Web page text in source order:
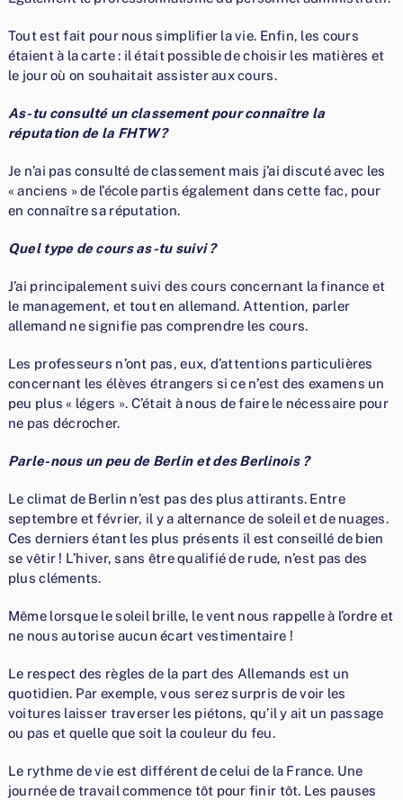
Tout est fait pour nous simplifier la vie. Enfin, les cours
étaient à la carte : il était possible de choisir les matières et
le jour où on souhaitait assister aux cours.
As-tu consulté un classement pour connaître la
réputation de la FHTW?
Je n’ai pas consulté de classement mais j’ai discuté avec les
« anciens » de l’école partis également dans cette fac, pour
en connaître sa réputation.
Quel type de cours as-tu suivi ?
J’ai principalement suivi des cours concernant la finance et
le management, et tout en allemand. Attention, parler
allemand ne signifie pas comprendre les cours.
Les professeurs n’ont pas, eux, d’attentions particulières
concernant les élèves étrangers si ce n’est des examens un
peu plus « légers ». C’était à nous de faire le nécessaire pour
ne pas décrocher.
Parle-nous un peu de Berlin et des Berlinois ?
Le climat de Berlin n’est pas des plus attirants. Entre
septembre et février, il y a alternance de soleil et de nuages.
Ces derniers étant les plus présents il est conseillé de bien
se vêtir ! L’hiver, sans être qualifié de rude, n’est pas des
plus cléments.
Même lorsque le soleil brille, le vent nous rappelle à l’ordre et
ne nous autorise aucun écart vestimentaire !
Le respect des règles de la part des Allemands est un
quotidien. Par exemple, vous serez surpris de voir les
voitures laisser traverser les piétons, qu’il y ait un passage
ou pas et quelle que soit la couleur du feu.
Le rythme de vie est différent de celui de la France. Une
journée de travail commence tôt pour finir tôt. Les pauses